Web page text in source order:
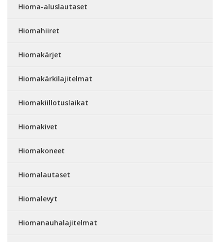
Hioma-aluslautaset
Hiomahiiret
Hiomakärjet
Hiomakärkilajitelmat
Hiomakiillotuslaikat
Hiomakivet
Hiomakoneet
Hiomalautaset
Hiomalevyt
Hiomanauhalajitelmat